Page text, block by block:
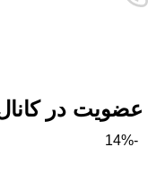
عضویت در
-14%